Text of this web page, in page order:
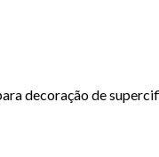
decoração de